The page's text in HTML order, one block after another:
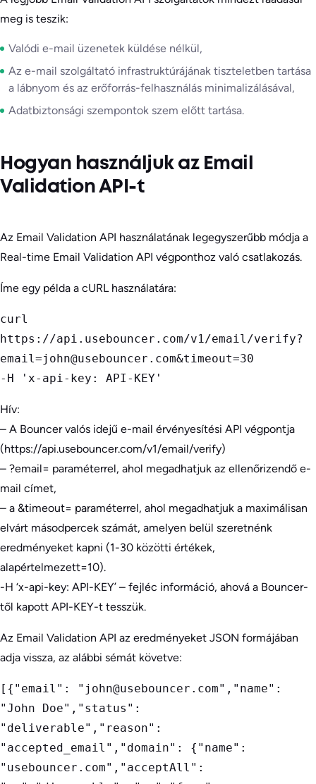
meg is teszik:
Valódi e-mail üzenetek küldése nélkül,
Az e-mail szolgáltató infrastruktúrájának tiszteletben tartása
a lábnyom és az erőforrás-felhasználás minimalizálásával,
Adatbiztonsági szempontok szem előtt tartása.
Hogyan használjuk az Email
Validation API-t
Az Email Validation API használatának legegyszerűbb módja a
Real-time Email Validation API végponthoz való csatlakozás.
Íme egy példa a cURL használatára:
curl
https://api.usebouncer.com/v1/email/verify?
email=john@usebouncer.com&timeout=30
-H 'x-api-key: API-KEY'
Hív:
– A Bouncer valós idejű e-mail érvényesítési API végpontja
(https://api.usebouncer.com/v1/email/verify)
– ?email= paraméterrel, ahol megadhatjuk az ellenőrizendő e-
mail címet,
– a &timeout= paraméterrel, ahol megadhatjuk a maximálisan
elvárt másodpercek számát, amelyen belül szeretnénk
eredményeket kapni (1-30 közötti értékek,
alapértelmezett=10).
-H ‘x-api-key: API-KEY’ – fejléc információ, ahová a Bouncer-
től kapott API-KEY-t tesszük.
Az Email Validation API az eredményeket JSON formájában
adja vissza, az alábbi sémát követve:
[{"email": "john@usebouncer.com","name":
"John Doe","status":
"deliverable","reason":
"accepted_email","domain": {"name":
"usebouncer.com","acceptAll":